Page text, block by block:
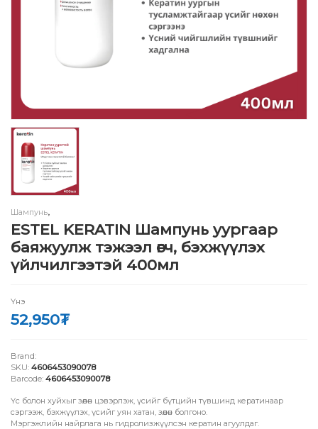
Шампунь,
ESTEL KERATIN Шампунь уургаар
баяжуулж тэжээл өгч, бэхжүүлэх
үйлчилгээтэй 400мл
Үнэ
52,950₮
Brand:
SKU: 4606453090078
Barcode: 4606453090078
Үс болон хуйхыг зөөлөн цэвэрлэж, үсийг бүтцийн түвшинд кератинаар
сэргээж, бэхжүүлэх, үсийг уян хатан, зөөлөн болгоно.
Мэргэжлийн найрлага нь гидролизжүүлсэн кератин агуулдаг.